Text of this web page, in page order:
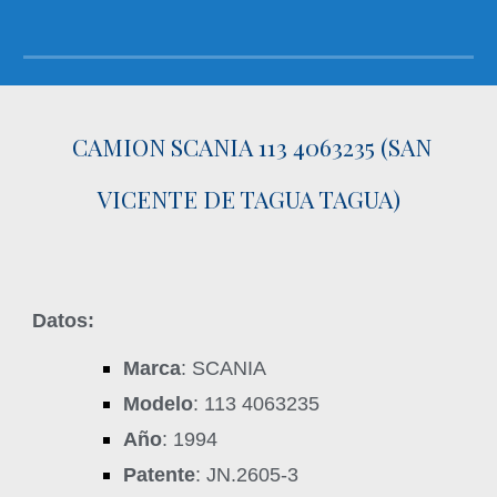
CAMION SCANIA 113 4063235 (SAN
VICENTE DE TAGUA TAGUA)
Datos:
Marca: SCANIA
Modelo: 113 4063235
Año: 1994
Patente: JN.2605-3